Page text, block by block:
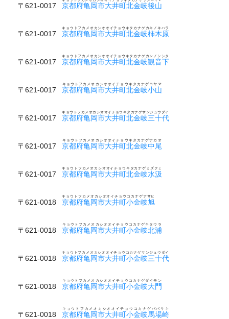
〒621-0017 京都府亀岡市大井町北金岐後山
〒621-0017 京都府亀岡市大井町北金岐柿木原
キョウトフカメオカシオオイチョウキタカナゲカキノキハラ
〒621-0017 京都府亀岡市大井町北金岐観音下
キョウトフカメオカシオオイチョウキタカナゲカンノンシタ
〒621-0017 京都府亀岡市大井町北金岐小山
キョウトフカメオカシオオイチョウキタカナゲコヤマ
〒621-0017 京都府亀岡市大井町北金岐三十代
キョウトフカメオカシオオイチョウキタカナゲサンジュウダイ
〒621-0017 京都府亀岡市大井町北金岐中尾
キョウトフカメオカシオオイチョウキタカナゲナカオ
〒621-0017 京都府亀岡市大井町北金岐水汲
キョウトフカメオカシオオイチョウキタカナゲミズクミ
〒621-0018 京都府亀岡市大井町小金岐旭
キョウトフカメオカシオオイチョウコカナゲアサヒ
〒621-0018 京都府亀岡市大井町小金岐北浦
キョウトフカメオカシオオイチョウコカナゲキタウラ
〒621-0018 京都府亀岡市大井町小金岐三十代
キョウトフカメオカシオオイチョウコカナゲサンジュウダイ
〒621-0018 京都府亀岡市大井町小金岐大門
キョウトフカメオカシオオイチョウコカナゲダイモン
〒621-0018 京都府亀岡市大井町小金岐馬場崎
キョウトフカメオカシオオイチョウコカナゲババサキ